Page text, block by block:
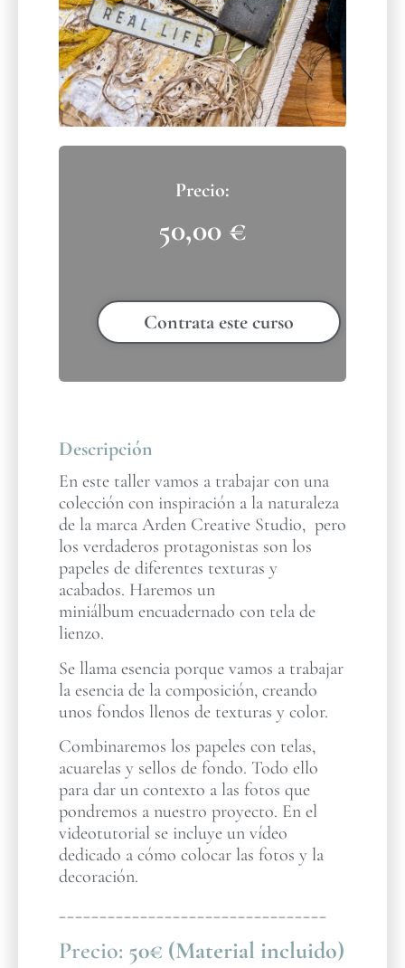
50,00 €
Contrata este curso
Descripción
En este taller vamos a trabajar con una
colección con inspiración a la naturaleza
de la marca Arden Creative Studio, pero
los verdaderos protagonistas son los
papeles de diferentes texturas y
acabados. Haremos un
miniálbum encuadernado con tela de
lienzo.
Se llama esencia porque vamos a trabajar
la esencia de la composición, creando
unos fondos llenos de texturas y color.
Combinaremos los papeles con telas,
acuarelas y sellos de fondo. Todo ello
para dar un contexto a las fotos que
pondremos a nuestro proyecto. En el
videotutorial se incluye un vídeo
dedicado a cómo colocar las fotos y la
decoración.
_________________________________
Precio: 50€ (Material incluido)